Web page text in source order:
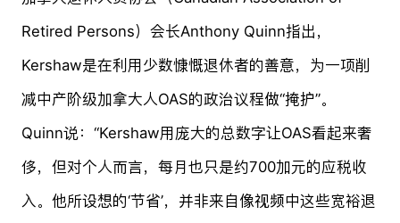
Retired Persons）会长Anthony Quinn指出，
Kershaw是在利用少数慷慨退休者的善意，为一项削
减中产阶级加拿大人OAS的政治议程做“掩护”。
Quinn说：“Kershaw用庞大的总数字让OAS看起来奢
侈，但对个人而言，每月也只是约700加元的应税收
入。他所设想的‘节省’，并非来自像视频中这些宽裕退